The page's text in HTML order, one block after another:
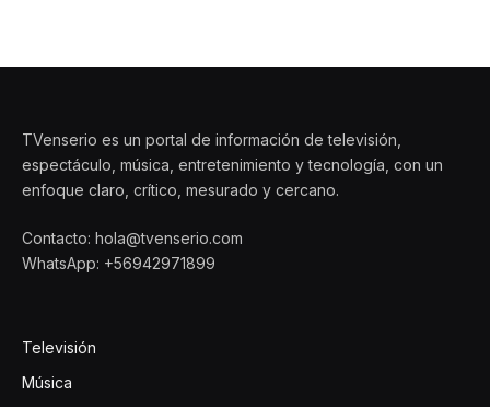
TVenserio es un portal de información de televisión,
espectáculo, música, entretenimiento y tecnología, con un
enfoque claro, crítico, mesurado y cercano.
Contacto: hola@tvenserio.com
WhatsApp: +56942971899
Televisión
Música